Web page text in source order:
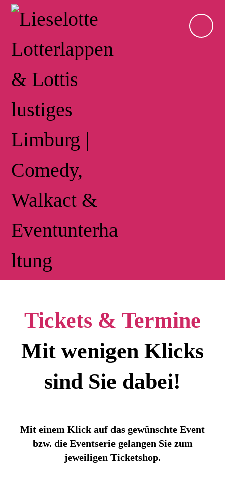
Tickets & Termine
Mit wenigen Klicks
sind Sie dabei!
Mit einem Klick auf das gewünschte Event
bzw. die Eventserie gelangen Sie zum
jeweiligen Ticketshop.